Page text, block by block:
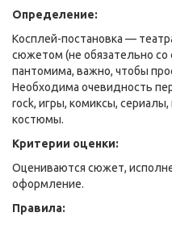
Определение:
Косплей-постановка —
сюжетом (не обязательно
пантомима, важно, чтобы
Необходима очевидность
rock, игры, комиксы,
костюмы.
Критерии оценки:
Оцениваются сюжет,
оформление.
Правила: